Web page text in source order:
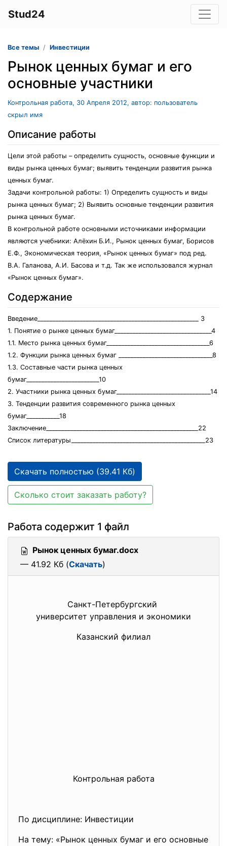
Stud24
Все темы Инвестиции
Рынок ценных бумаг и его
основные участники
Контрольная работа, 30 Апреля 2012, автор: пользователь
скрыл имя
Описание работы
Цели этой работы – определить сущность, основные функции и
виды рынка ценных бумаг; выявить тенденции развития рынка
ценных бумаг.
Задачи контрольной работы: 1) Определить сущность и виды
рынка ценных бумаг; 2) Выявить основные тенденции развития
рынка ценных бумаг.
В контрольной работе основными источниками информации
являются учебники: Алёхин Б.И., Рынок ценных бумаг, Борисов
Е.Ф., Экономическая теория, «Рынок ценных бумаг» под ред.
В.А. Галанова, А.И. Басова и т.д. Так же использовался журнал
«Рынок ценных бумаг».
Содержание
Введение_____________________________________________________ 3
1. Понятие о рынке ценных бумаг________________________________4
1.1. Место рынка ценных бумаг__________________________________6
1.2. Функции рынка ценных бумаг _______________________________8
1.3. Составные части рынка ценных
бумаг________________________10
2. Участники рынка ценных бумаг_______________________________14
3. Тенденции развития современного рынка ценных
бумаг___________18
Заключение__________________________________________________22
Список литературы____________________________________________23
Скачать полностью (39.41 Кб)
Сколько стоит заказать работу?
Работа содержит 1 файл
Рынок ценных бумаг.docx
— 41.92 Кб (Скачать)
Санкт-Петербургский
университет управления и экономики
Казанский филиал
Контрольная работа
По дисциплине: Инвестиции
На тему: «Рынок ценных бумаг и его основные